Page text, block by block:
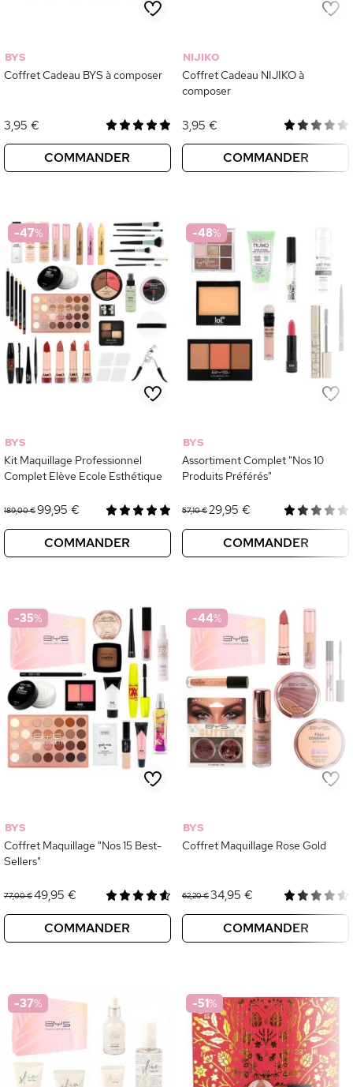
BYS
Coffret Cadeau BYS à composer
3,95 €
COMMANDER
NIJIKO
Coffret Cadeau NIJIKO à
composer
3,95 €
COMMANDER
-47%
BYS
Kit Maquillage Professionnel
Complet Elève Ecole Esthétique
189,00 €99,95 €
COMMANDER
-48%
BYS
Assortiment Complet "Nos 10
Produits Préférés"
57,10 €29,95 €
COMMANDER
-35%
BYS
Coffret Maquillage "Nos 15 Best-
Sellers"
77,00 €49,95 €
COMMANDER
-44%
BYS
Coffret Maquillage Rose Gold
62,20 €34,95 €
COMMANDER
-37% -51%